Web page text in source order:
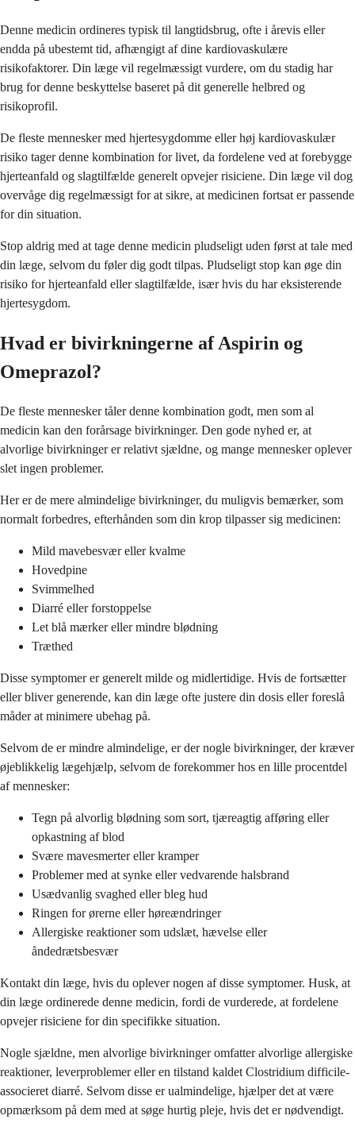
Denne medicin ordineres typisk til langtidsbrug, ofte i årevis eller
endda på ubestemt tid, afhængigt af dine kardiovaskulære
risikofaktorer. Din læge vil regelmæssigt vurdere, om du stadig har
brug for denne beskyttelse baseret på dit generelle helbred og
risikoprofil.
De fleste mennesker med hjertesygdomme eller høj kardiovaskulær
risiko tager denne kombination for livet, da fordelene ved at forebygge
hjerteanfald og slagtilfælde generelt opvejer risiciene. Din læge vil dog
overvåge dig regelmæssigt for at sikre, at medicinen fortsat er passende
for din situation.
Stop aldrig med at tage denne medicin pludseligt uden først at tale med
din læge, selvom du føler dig godt tilpas. Pludseligt stop kan øge din
risiko for hjerteanfald eller slagtilfælde, især hvis du har eksisterende
hjertesygdom.
Hvad er bivirkningerne af Aspirin og
Omeprazol?
De fleste mennesker tåler denne kombination godt, men som al
medicin kan den forårsage bivirkninger. Den gode nyhed er, at
alvorlige bivirkninger er relativt sjældne, og mange mennesker oplever
slet ingen problemer.
Her er de mere almindelige bivirkninger, du muligvis bemærker, som
normalt forbedres, efterhånden som din krop tilpasser sig medicinen:
Mild mavebesvær eller kvalme
Hovedpine
Svimmelhed
Diarré eller forstoppelse
Let blå mærker eller mindre blødning
Træthed
Disse symptomer er generelt milde og midlertidige. Hvis de fortsætter
eller bliver generende, kan din læge ofte justere din dosis eller foreslå
måder at minimere ubehag på.
Selvom de er mindre almindelige, er der nogle bivirkninger, der kræver
øjeblikkelig lægehjælp, selvom de forekommer hos en lille procentdel
af mennesker:
Tegn på alvorlig blødning som sort, tjæreagtig afføring eller
opkastning af blod
Svære mavesmerter eller kramper
Problemer med at synke eller vedvarende halsbrand
Usædvanlig svaghed eller bleg hud
Ringen for ørerne eller høreændringer
Allergiske reaktioner som udslæt, hævelse eller
åndedrætsbesvær
Kontakt din læge, hvis du oplever nogen af disse symptomer. Husk, at
din læge ordinerede denne medicin, fordi de vurderede, at fordelene
opvejer risiciene for din specifikke situation.
Nogle sjældne, men alvorlige bivirkninger omfatter alvorlige allergiske
reaktioner, leverproblemer eller en tilstand kaldet Clostridium difficile-
associeret diarré. Selvom disse er ualmindelige, hjælper det at være
opmærksom på dem med at søge hurtig pleje, hvis det er nødvendigt.